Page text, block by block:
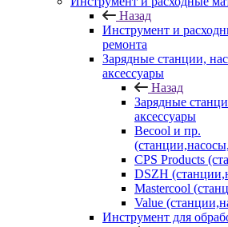
Назад
Инструмент и
ремонта
Зарядные станции,
аксессуары
Назад
Зарядные
аксессуары
Becool и пр.
CPS Products
DSZH
Mastercool
Value
Инструмент для